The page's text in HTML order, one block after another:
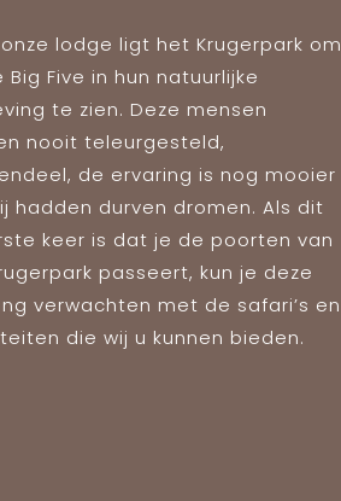
lodge ligt het Krugerpark om
Big Five in hun natuurlijke
te zien. Deze mensen
nooit teleurgesteld,
de ervaring is nog mooier
hadden durven dromen. Als dit
keer is dat je de poorten van
passeert, kun je deze
verwachten met de safari’s en
die wij u kunnen bieden.